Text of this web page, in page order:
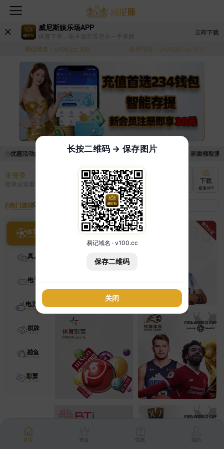
威尼斯娱乐场APP
体育下单，电子游艺等尽在一手掌握
立即下载
易记域名： v100.cc 复制 备用域名： vv20261.cc 复制
取优惠活动的手续麻烦，已新增优惠系统，现在可以前往【福利中心】界面领取
未登录
登录后查看 充值
快速到账
下载
极速APP
热门游戏
体育
真人
电子
电竞
棋牌
捕鱼
彩票
首页 资金 优惠 我的
长按二维码 → 保存图片
易记域名 · v100.cc
保存二维码
关闭